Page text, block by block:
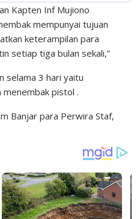
Kapten Inf Mujiono
mempunyai tujuan
keterampilan para
setiap tiga bulan sekali,”
selama 3 hari yaitu
menembak pistol .
Banjar para Perwira Staf,